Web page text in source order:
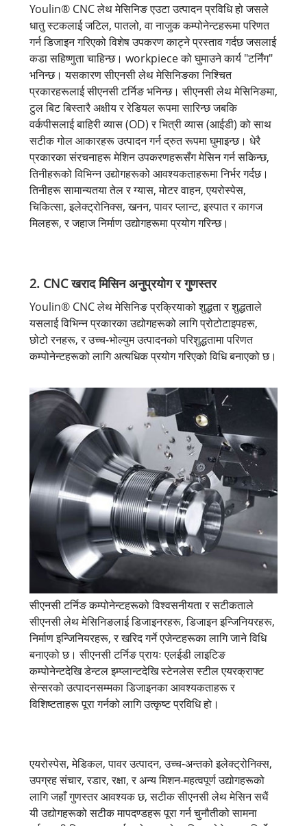
Youlin® CNC लेथ मेसिनिङ एउटा उत्पादन प्रविधि हो जसले
धातु स्टकलाई जटिल, पातलो, वा नाजुक कम्पोनेन्टहरूमा परिणत
गर्न डिजाइन गरिएको विशेष उपकरण काट्ने प्रस्ताव गर्दछ जसलाई
कडा सहिष्णुता चाहिन्छ। workpiece को घुमाउने कार्य "टर्निंग"
भनिन्छ। यसकारण सीएनसी लेथ मेसिनिङका निश्चित
प्रकारहरूलाई सीएनसी टर्निङ भनिन्छ। सीएनसी लेथ मेसिनिङमा,
टुल बिट बिस्तारै अक्षीय र रेडियल रूपमा सारिन्छ जबकि
वर्कपीसलाई बाहिरी व्यास (OD) र भित्री व्यास (आईडी) को साथ
सटीक गोल आकारहरू उत्पादन गर्न द्रुत रूपमा घुमाइन्छ। धेरै
प्रकारका संरचनाहरू मेशिन उपकरणहरूसँग मेसिन गर्न सकिन्छ,
तिनीहरूको विभिन्न उद्योगहरूको आवश्यकताहरूमा निर्भर गर्दछ।
तिनीहरू सामान्यतया तेल र ग्यास, मोटर वाहन, एयरोस्पेस,
चिकित्सा, इलेक्ट्रोनिक्स, खनन, पावर प्लान्ट, इस्पात र कागज
मिलहरू, र जहाज निर्माण उद्योगहरूमा प्रयोग गरिन्छ।
2. CNC खराद मिसिन अनुप्रयोग र गुणस्तर
Youlin® CNC लेथ मेसिनिङ प्रक्रियाको शुद्धता र शुद्धताले
यसलाई विभिन्न प्रकारका उद्योगहरूको लागि प्रोटोटाइपहरू,
छोटो रनहरू, र उच्च-भोल्युम उत्पादनको परिशुद्धतामा परिणत
कम्पोनेन्टहरूको लागि अत्यधिक प्रयोग गरिएको विधि बनाएको छ।
सीएनसी टर्निङ कम्पोनेन्टहरूको विश्वसनीयता र सटीकताले
सीएनसी लेथ मेसिनिङलाई डिजाइनरहरू, डिजाइन इन्जिनियरहरू,
निर्माण इन्जिनियरहरू, र खरिद गर्ने एजेन्टहरूका लागि जाने विधि
बनाएको छ। सीएनसी टर्निङ प्रायः एलईडी लाइटिङ
कम्पोनेन्टदेखि डेन्टल इम्प्लान्टदेखि स्टेनलेस स्टील एयरक्राफ्ट
सेन्सरको उत्पादनसम्मका डिजाइनका आवश्यकताहरू र
विशिष्टताहरू पूरा गर्नको लागि उत्कृष्ट प्रविधि हो।
एयरोस्पेस, मेडिकल, पावर उत्पादन, उच्च-अन्तको इलेक्ट्रोनिक्स,
उपग्रह संचार, रडार, रक्षा, र अन्य मिशन-महत्वपूर्ण उद्योगहरूको
लागि जहाँ गुणस्तर आवश्यक छ, सटीक सीएनसी लेथ मेसिन सधैं
यी उद्योगहरूको सटीक मापदण्डहरू पूरा गर्न चुनौतीको सामना